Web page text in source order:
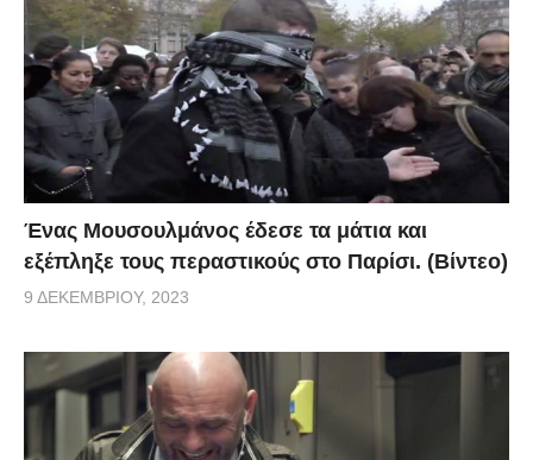
Ένας Μουσουλμάνος έδεσε τα μάτια και
εξέπληξε τους περαστικούς στο Παρίσι. (Βίντεο)
9 ΔΕΚΕΜΒΡΊΟΥ, 2023